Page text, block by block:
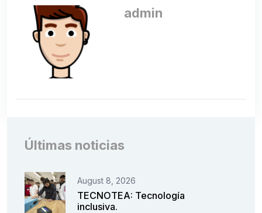
admin
Últimas noticias
August 8, 2026
TECNOTEA: Tecnología
inclusiva.